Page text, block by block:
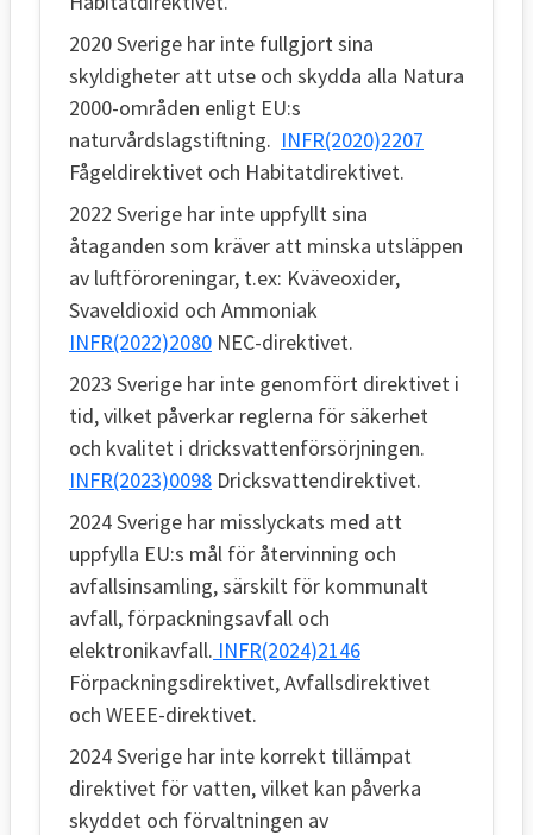
2020 Sverige har inte fullgjort sina
skyldigheter att utse och skydda alla Natura
2000-områden enligt EU:s
naturvårdslagstiftning. INFR(2020)2207
Fågeldirektivet och Habitatdirektivet.
2022 Sverige har inte uppfyllt sina
åtaganden som kräver att minska utsläppen
av luftföroreningar, t.ex: Kväveoxider,
Svaveldioxid och Ammoniak
INFR(2022)2080 NEC-direktivet.
2023 Sverige har inte genomfört direktivet i
tid, vilket påverkar reglerna för säkerhet
och kvalitet i dricksvattenförsörjningen.
INFR(2023)0098 Dricksvattendirektivet.
2024 Sverige har misslyckats med att
uppfylla EU:s mål för återvinning och
avfallsinsamling, särskilt för kommunalt
avfall, förpackningsavfall och
elektronikavfall. INFR(2024)2146
Förpackningsdirektivet, Avfallsdirektivet
och WEEE-direktivet.
2024 Sverige har inte korrekt tillämpat
direktivet för vatten, vilket kan påverka
skyddet och förvaltningen av